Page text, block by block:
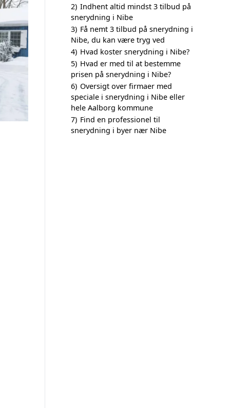
2) Indhent altid mindst 3 tilbud på
snerydning i Nibe
3) Få nemt 3 tilbud på snerydning i
Nibe, du kan være tryg ved
4) Hvad koster snerydning i Nibe?
5) Hvad er med til at bestemme
prisen på snerydning i Nibe?
6) Oversigt over firmaer med
speciale i snerydning i Nibe eller
hele Aalborg kommune
7) Find en professionel til
snerydning i byer nær Nibe